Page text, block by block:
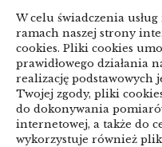
W celu świadczenia
ramach naszej strony
cookies. Pliki cookies
prawidłowego działania
realizację podstawowych
Twojej zgody, pliki
do dokonywania
internetowej, a także do
wykorzystuje również
linki z nap
Categories
ARTYKUŁ